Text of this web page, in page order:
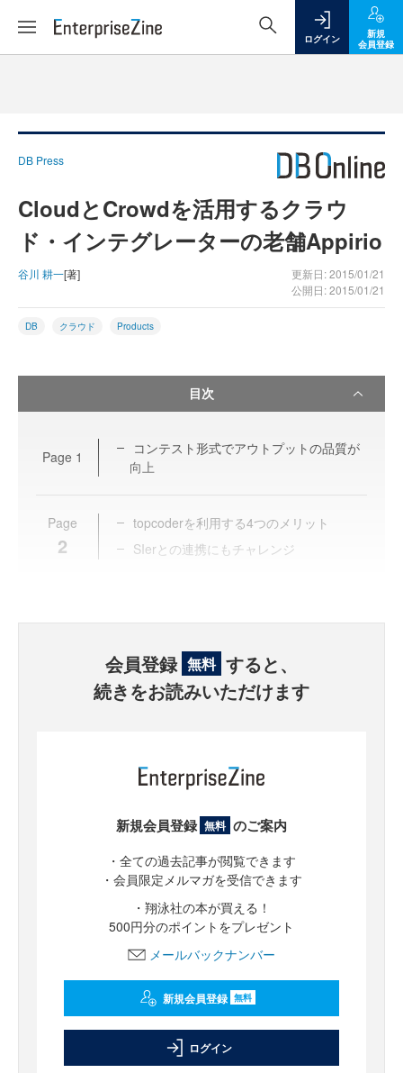
ログイン
新規
会員登録
DB Press
CloudとCrowdを活用するクラウ
ド・インテグレーターの老舗Appirio
谷川 耕一[著]
更新日: 2015/01/21
公開日: 2015/01/21
DB クラウド Products
目次
Page 1
コンテスト形式でアウトプットの品質が
向上
Page
2
topcoderを利用する4つのメリット
SIerとの連携にもチャレンジ
会員登録 無料 すると、
続きをお読みいただけます
新規会員登録 無料 のご案内
・全ての過去記事が閲覧できます
・会員限定メルマガを受信できます
・翔泳社の本が買える！
500円分のポイントをプレゼント
メールバックナンバー
新規会員登録 無料
ログイン